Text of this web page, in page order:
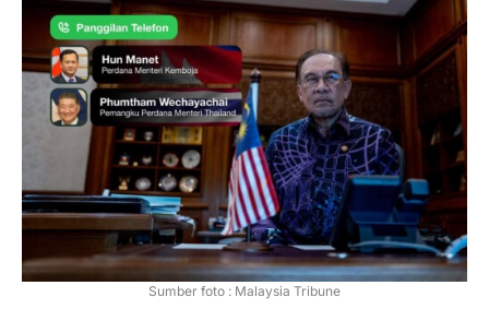
Sumber foto : Malaysia Tribune